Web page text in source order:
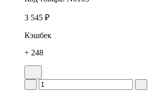
3 545 ₽
Кэшбек
+ 248